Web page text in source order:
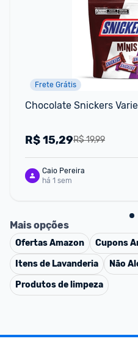
Frete Grátis
Chocolate Snickers
R$ 19,99
R$15,29
Caio Pereira
há 1 sem
Mais opções
OfertasAmazon Cupons
Itens de Lavanderia
Não
Produtos de limpeza